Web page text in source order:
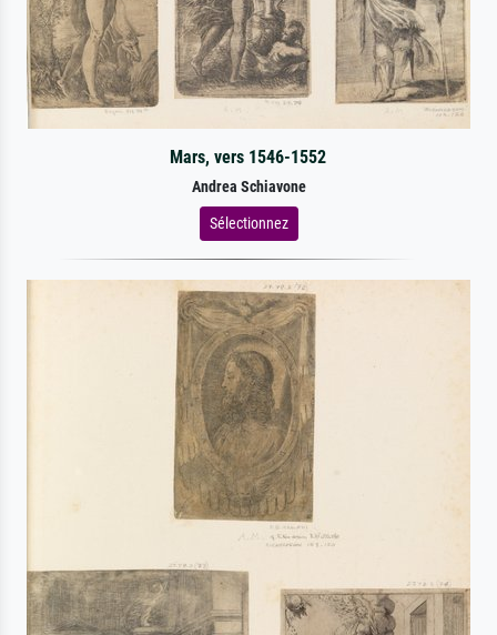
Mars, vers 1546-1552
Andrea Schiavone
Sélectionnez